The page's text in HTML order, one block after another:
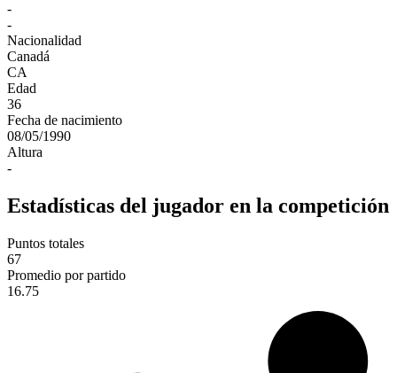
-
-
Nacionalidad
Canadá
CA
Edad
36
Fecha de nacimiento
08/05/1990
Altura
-
Estadísticas del jugador en la competición
Puntos totales
67
Promedio por partido
16.75